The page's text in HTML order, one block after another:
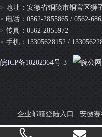
> 地址：安徽省铜陵市铜官区狮
> 电话：0562-2855865 / 0562-
> 传真：0562-2855972
> 手机：13305628152 /
皖ICP备10202364号-3 皖公
企业邮箱登陆入口 安徽赛